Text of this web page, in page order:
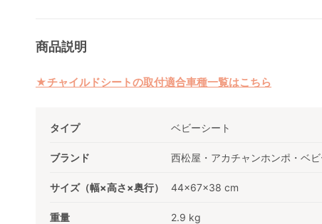
商品説明
★チャイルドシートの取付適合車種一覧はこちら
タイプ ベビーシート
ブランド 西松屋・アカチャンホンポ・ベ
サイズ（幅×高さ×奥行） 44x67x38 cm
重量 2.9 kg